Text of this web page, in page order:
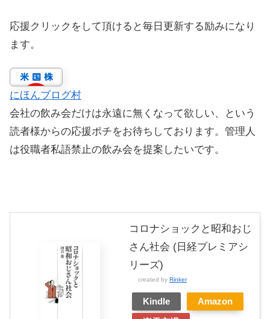
応援クリックをして頂けると毎日更新する励みになり
ます。
にほんブログ村
会社の飲み会だけは永遠に無くなって欲しい、という
読者様からの応援ポチをお待ちしております。管理人
は役職者私語禁止の飲み会を提案したいです。
コロナショックと昭和おじ
さん社会 (日経プレミアシ
リーズ)
created by Rinker
Kindle
Amazon